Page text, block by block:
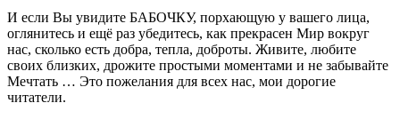
И если Вы увидите БАБОЧКУ, порхающую у вашего лица,
оглянитесь и ещё раз убедитесь, как прекрасен Мир вокруг
нас, сколько есть добра, тепла, доброты. Живите, любите
своих близких, дрожите простыми моментами и не забывайте
Мечтать … Это пожелания для всех нас, мои дорогие
читатели.